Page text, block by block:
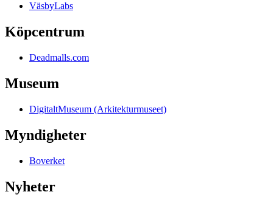
VäsbyLabs
Köpcentrum
Deadmalls.com
Museum
DigitaltMuseum (Arkitekturmuseet)
Myndigheter
Boverket
Nyheter